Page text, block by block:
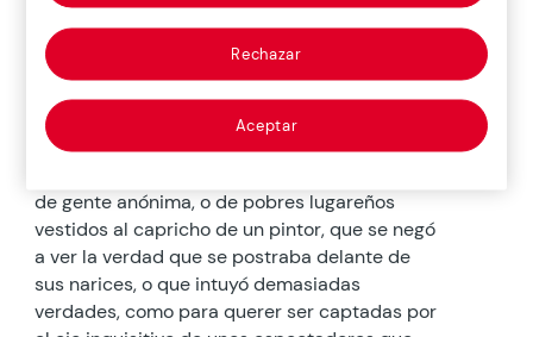
sensación de tristeza que le cuesta articular.
Las meninas de Velázquez acaparan su
atención unos minutos, los justos para
que descansan en este lienzo magnífico.
Centenares de retratos de reyes, condes,
de gente anónima, o de pobres lugareños
vestidos al capricho de un pintor, que se negó
a ver la verdad que se postraba delante de
sus narices, o que intuyó demasiadas
verdades, como para querer ser captadas por
Rechazar
Aceptar